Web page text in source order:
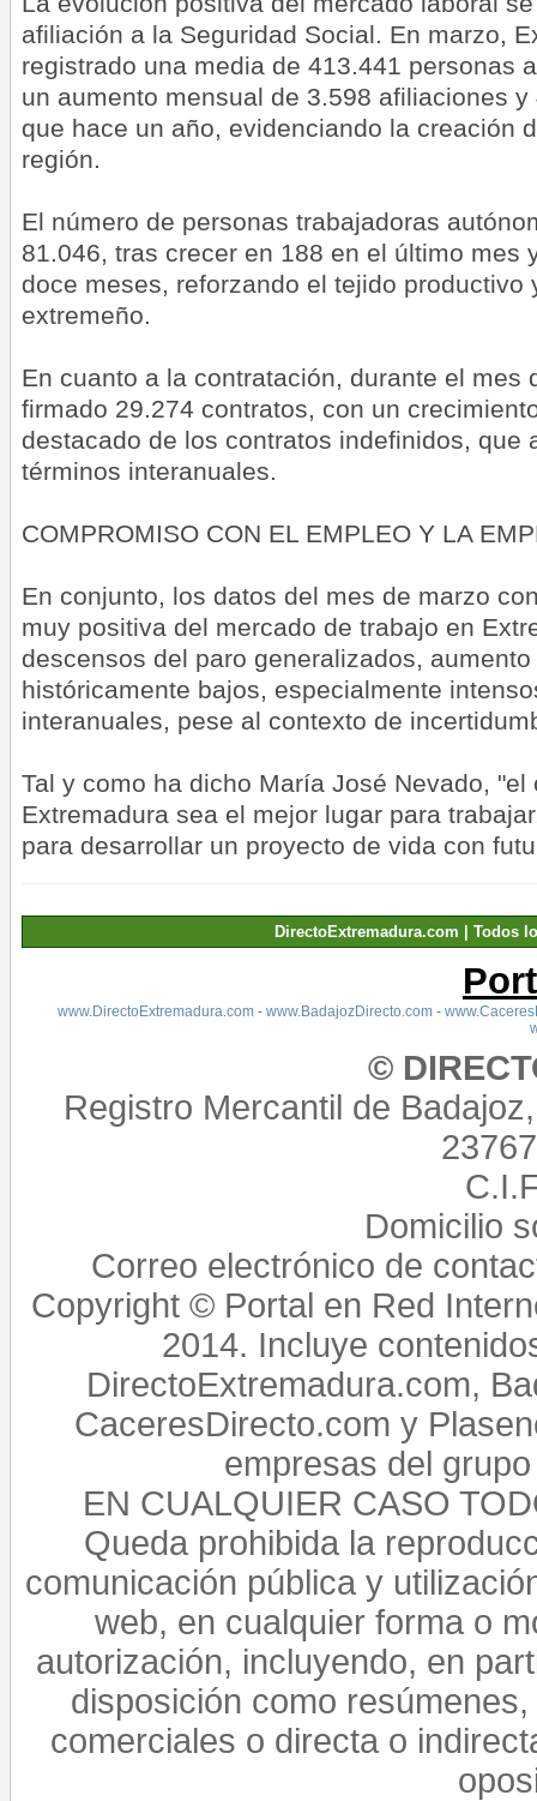
afiliación a la Seguridad Social. En marzo,
registrado una media de 413.441 personas
un aumento mensual de 3.598 afiliaciones
que hace un año, evidenciando la creación
región.
El número de personas trabajadoras
81.046, tras crecer en 188 en el último mes
doce meses, reforzando el tejido productivo
extremeño.
En cuanto a la contratación, durante el mes
firmado 29.274 contratos, con un
destacado de los contratos indefinidos, que
términos interanuales.
COMPROMISO CON EL EMPLEO Y LA
En conjunto, los datos del mes de marzo
muy positiva del mercado de trabajo en
descensos del paro generalizados,
históricamente bajos, especialmente
interanuales, pese al contexto de
Tal y como ha dicho María José Nevado,
Extremadura sea el mejor lugar para
para desarrollar un proyecto de vida con
DirectoExtremadura.com | Todos
www.DirectoExtremadura.com- www.BadajozDirecto.com-
©
Registro Mercantil de
Domicilio
Correo electrónico de
Copyright © Portal en Red
2014. Incluye
DirectoExtremadura.com,
CaceresDirecto.com y
empresas del
EN CUALQUIER CASO
Queda prohibida la
comunicación pública y
web, en cualquier forma o
autorización, incluyendo, en
disposición como
comerciales o directa o